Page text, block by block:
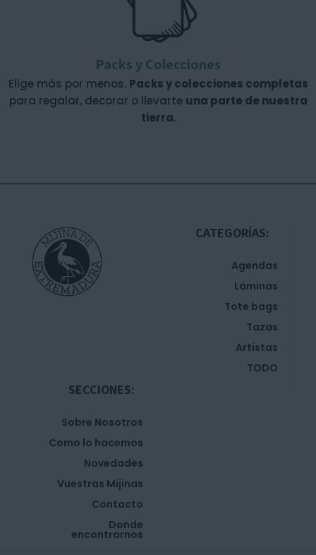
Packs y Colecciones
Elige más por menos. Packs y colecciones completas
para regalar, decorar o llevarte una parte de nuestra
tierra.
CATEGORÍAS:
Agendas
Láminas
Tote bags
Tazas
Artistas
TODO
SECCIONES:
Sobre Nosotros
Como lo hacemos
Novedades
Vuestras Mijinas
Contacto
Donde
encontrarnos